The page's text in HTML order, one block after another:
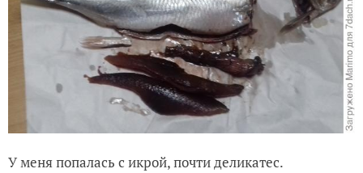
У меня попалась с икрой, почти деликатес.